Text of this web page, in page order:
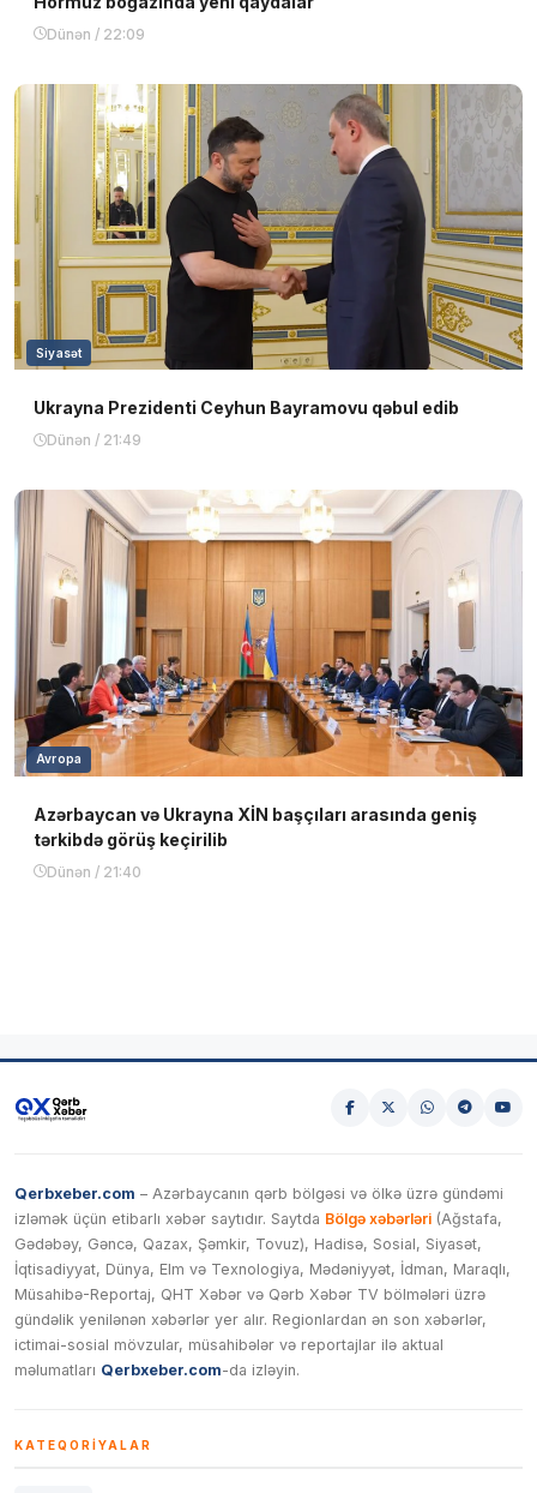
Dünən / 22:09
Siyasət
Ukrayna Prezidenti Ceyhun Bayramovu qəbul edib
Dünən / 21:49
Avropa
Azərbaycan və Ukrayna XİN başçıları arasında geniş
tərkibdə görüş keçirilib
Dünən / 21:40
Qerbxeber.com – Azərbaycanın qərb bölgəsi və ölkə üzrə gündəmi
izləmək üçün etibarlı xəbər saytıdır. Saytda Bölgə xəbərləri (Ağstafa,
Gədəbəy, Gəncə, Qazax, Şəmkir, Tovuz), Hadisə, Sosial, Siyasət,
İqtisadiyyat, Dünya, Elm və Texnologiya, Mədəniyyət, İdman, Maraqlı,
Müsahibə-Reportaj, QHT Xəbər və Qərb Xəbər TV bölmələri üzrə
gündəlik yenilənən xəbərlər yer alır. Regionlardan ən son xəbərlər,
ictimai-sosial mövzular, müsahibələr və reportajlar ilə aktual
məlumatları Qerbxeber.com-da izləyin.
KATEQORIYALAR